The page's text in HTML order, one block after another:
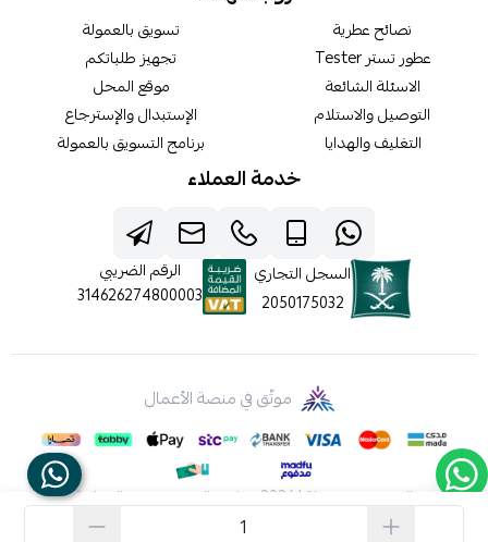
نصائح عطرية
عطور تستر Tester
الاسئلة الشائعة
التوصيل والاستلام
التغليف والهدايا
تسويق بالعمولة
تجهيز طلباتكم
موقع المحل
الإستبدال والإسترجاع
برنامج التسويق بالعمولة
خدمة العملاء
السجل التجاري
2050175032
الرقم الضريبي
314626274800003
موثّق في منصة الأعمال
الحقوق محفوظة | 2026 شركه عالم جيفينشي التجارية